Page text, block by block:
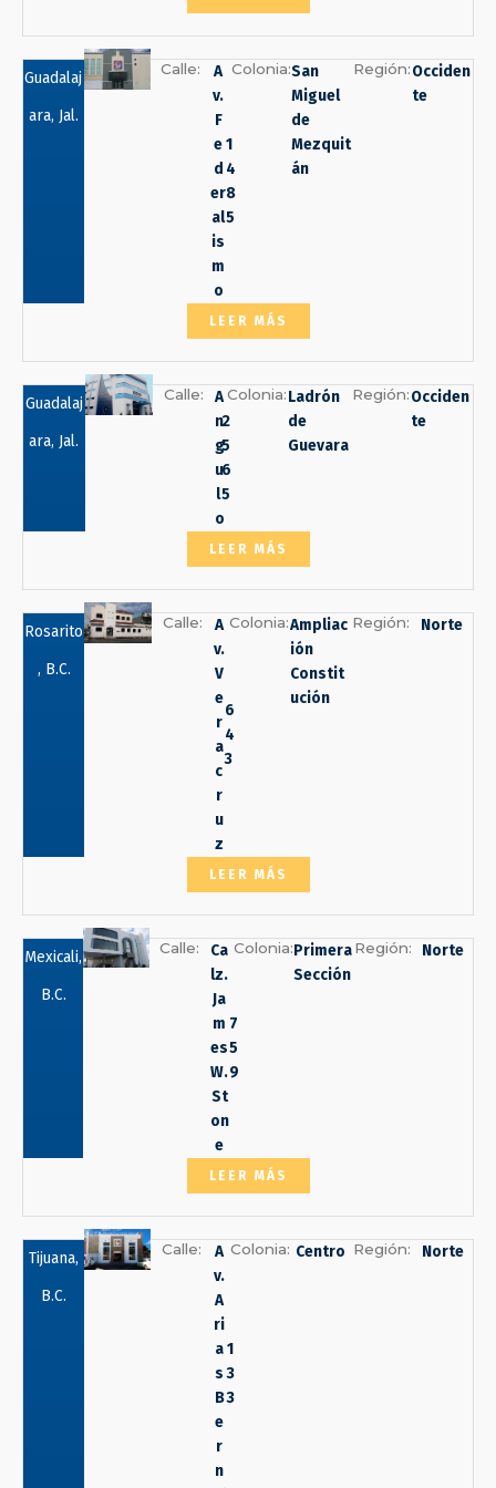
Guadalaj
ara, Jal.
Calle:
A
v.
F
e
d
er
al
is
m
o
1
4
8
5
Colonia:San
Miguel
de
Mezquit
án
Región:Occiden
te
LEER MÁS
Guadalaj
ara, Jal.
Calle:
A
n
g
u
l
o
2
5
6
5
Colonia:Ladrón
de
Guevara
Región:Occiden
te
LEER MÁS
Rosarito
, B.C.
Calle:
A
v.
V
e
r
a
c
r
u
z
6
4
3
Colonia:Ampliac
ión
Constit
ución
Región: Norte
LEER MÁS
Mexicali,
B.C.
Calle:
Ca
lz.
Ja
m
es
W.
St
on
e
7
5
9
Colonia:Primera
Sección
Región: Norte
LEER MÁS
Tijuana,
B.C.
Calle:
A
v.
A
ri
a
s
B
e
r
n
1
3
3
Colonia: Centro Región: Norte